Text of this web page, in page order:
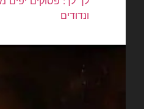
ונדודים